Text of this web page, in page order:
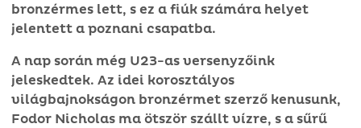
bronzérmes lett, s ez a fiúk számára helyet
jelentett a poznani csapatba.
A nap során még U23-as versenyzőink
jeleskedtek. Az idei korosztályos
világbajnokságon bronzérmet szerző kenusunk,
Fodor Nicholas ma ötször szállt vízre, s a sűrű